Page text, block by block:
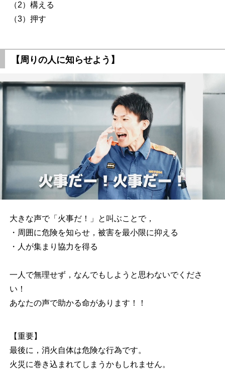
（2）構える
（3）押す
【周りの人に知らせよう】
大きな声で「火事だ！」と叫ぶことで，
・周囲に危険を知らせ，被害を最小限に抑える
・人が集まり協力を得る
一人で無理せず，なんでもしようと思わないでくださ
い！
あなたの声で助かる命があります！！
【重要】
最後に，消火自体は危険な行為です。
火災に巻き込まれてしまうかもしれません。